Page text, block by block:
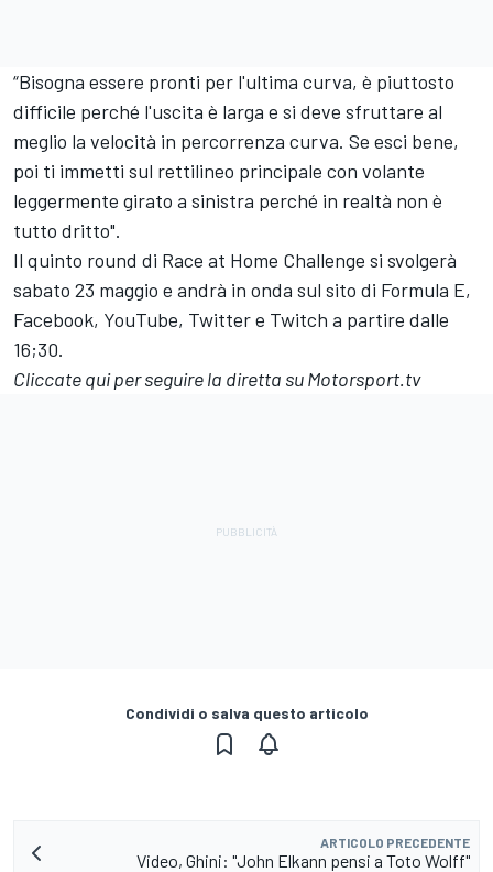
“Bisogna essere pronti per l'ultima curva, è piuttosto
difficile perché l'uscita è larga e si deve sfruttare al
meglio la velocità in percorrenza curva. Se esci bene,
poi ti immetti sul rettilineo principale con volante
leggermente girato a sinistra perché in realtà non è
tutto dritto".
Il quinto round di Race at Home Challenge si svolgerà
sabato 23 maggio e andrà in onda sul sito di Formula E,
Facebook, YouTube, Twitter e Twitch a partire dalle
16;30.
Cliccate qui per seguire la diretta su Motorsport.tv
Condividi o salva questo articolo
ARTICOLO PRECEDENTE
Video, Ghini: "John Elkann pensi a Toto Wolff"